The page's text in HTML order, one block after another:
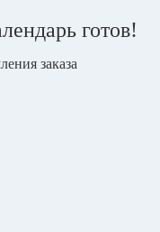
готов!
заказа